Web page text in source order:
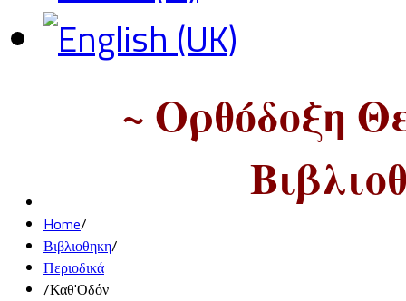
~ Ορθόδοξη
Home/
Βιβλιοθηκη/
Περιοδικά
/Καθ'Οδόν